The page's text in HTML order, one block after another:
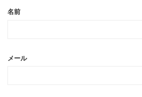
名前
メール